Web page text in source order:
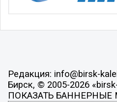
Редакция: info@birsk-
Бирск, © 2005-2026
ПОКАЗАТЬ БАННЕРНЫЕ